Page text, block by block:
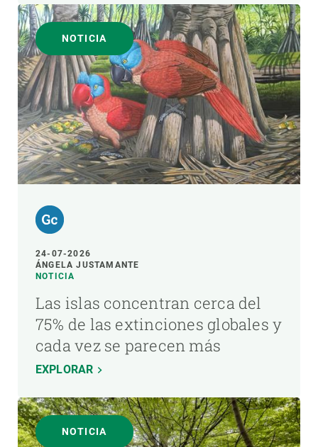
NOTICIA
24-07-2026
ÁNGELA JUSTAMANTE
NOTICIA
Las islas concentran cerca del
75% de las extinciones globales y
cada vez se parecen más
EXPLORAR
NOTICIA